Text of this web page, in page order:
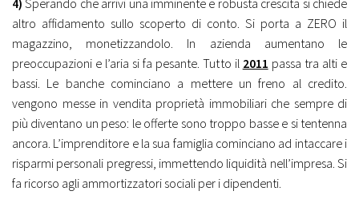
4) Sperando che arrivi una imminente e robusta crescita si chiede
altro affidamento sullo scoperto di conto. Si porta a ZERO il
magazzino, monetizzandolo. In azienda aumentano le
preoccupazioni e l’aria si fa pesante. Tutto il 2011 passa tra alti e
bassi. Le banche cominciano a mettere un freno al credito.
vengono messe in vendita proprietà immobiliari che sempre di
più diventano un peso: le offerte sono troppo basse e si tentenna
ancora. L’imprenditore e la sua famiglia cominciano ad intaccare i
risparmi personali pregressi, immettendo liquidità nell’impresa. Si
fa ricorso agli ammortizzatori sociali per i dipendenti.